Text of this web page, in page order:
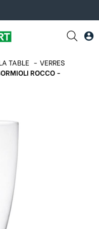
TABLE
VERRES
ROCCO -